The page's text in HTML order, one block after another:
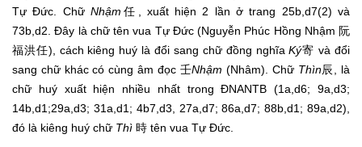
Tự Đức. Chữ Nhậm 任, xuất hiện 2 lần ở trang 25b,d7(2) và
73b,d2. Đây là chữ tên vua Tự Đức (Nguyễn Phúc Hồng Nhậm 阮
福洪任), cách kiêng huý là đổi sang chữ đồng nghĩaKý寄 và đổi
sang chữ khác có cùng âm đọc 壬Nhậm(Nhâm). Chữ Thìn辰, là
chữ huý xuất hiện nhiều nhất trong ĐNANTB (1a,d6; 9a,d3;
14b,d1;29a,d3; 31a,d1; 4b7,d3, 27a,d7; 86a,d7; 88b,d1; 89a,d2),
đó là kiêng huý chữ Thì 時 tên vua Tự Đức.